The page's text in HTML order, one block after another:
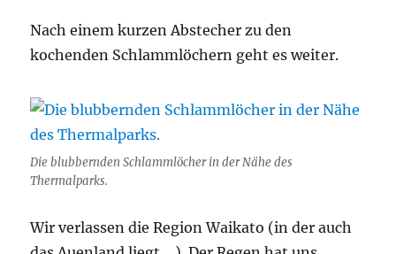
Nach einem kurzen Abstecher zu den
kochenden Schlammlöchern geht es weiter.
Die blubbernden Schlammlöcher in der Nähe des
Thermalparks.
Wir verlassen die Region Waikato (in der auch